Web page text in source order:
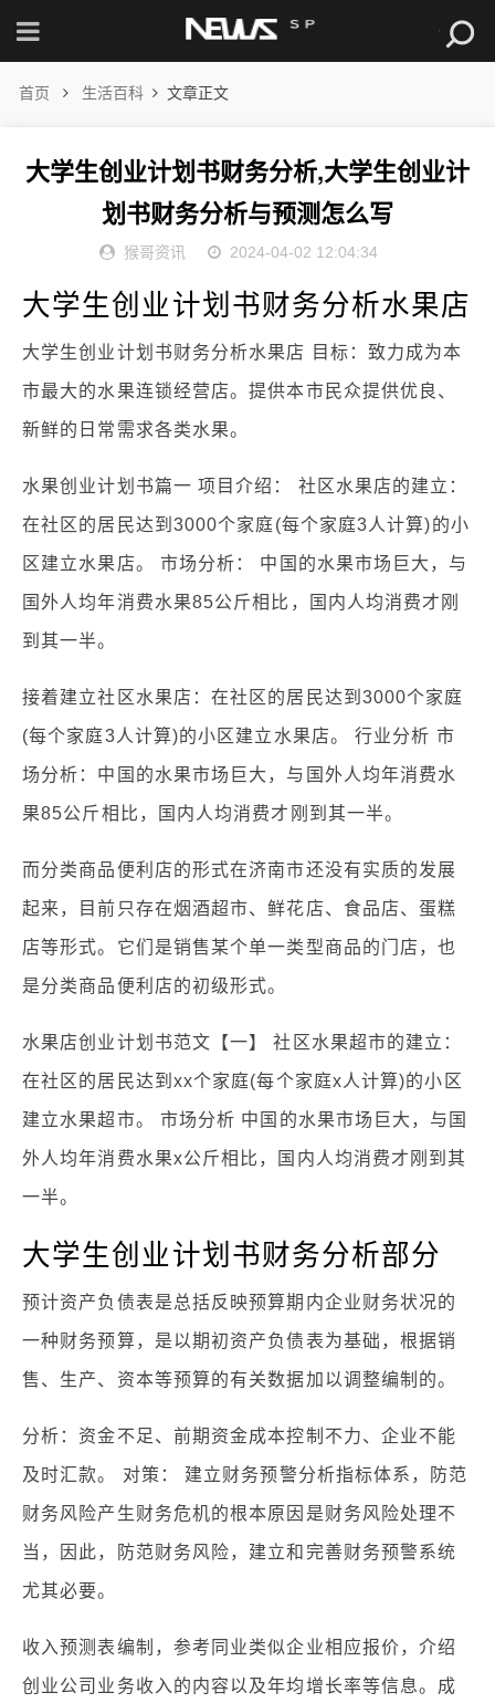
首页 生活百科 文章正文
大学生创业计划书财务分析,大学生创业计
划书财务分析与预测怎么写
猴哥资讯 2024-04-02 12:04:34
大学生创业计划书财务分析水果店
大学生创业计划书财务分析水果店 目标：致力成为本
市最大的水果连锁经营店。提供本市民众提供优良、
新鲜的日常需求各类水果。
水果创业计划书篇一 项目介绍： 社区水果店的建立：
在社区的居民达到3000个家庭(每个家庭3人计算)的小
区建立水果店。 市场分析： 中国的水果市场巨大，与
国外人均年消费水果85公斤相比，国内人均消费才刚
到其一半。
接着建立社区水果店：在社区的居民达到3000个家庭
(每个家庭3人计算)的小区建立水果店。 行业分析 市
场分析：中国的水果市场巨大，与国外人均年消费水
果85公斤相比，国内人均消费才刚到其一半。
而分类商品便利店的形式在济南市还没有实质的发展
起来，目前只存在烟酒超市、鲜花店、食品店、蛋糕
店等形式。它们是销售某个单一类型商品的门店，也
是分类商品便利店的初级形式。
水果店创业计划书范文【一】 社区水果超市的建立：
在社区的居民达到xx个家庭(每个家庭x人计算)的小区
建立水果超市。 市场分析 中国的水果市场巨大，与国
外人均年消费水果x公斤相比，国内人均消费才刚到其
一半。
大学生创业计划书财务分析部分
预计资产负债表是总括反映预算期内企业财务状况的
一种财务预算，是以期初资产负债表为基础，根据销
售、生产、资本等预算的有关数据加以调整编制的。
分析：资金不足、前期资金成本控制不力、企业不能
及时汇款。 对策： 建立财务预警分析指标体系，防范
财务风险产生财务危机的根本原因是财务风险处理不
当，因此，防范财务风险，建立和完善财务预警系统
尤其必要。
收入预测表编制，参考同业类似企业相应报价，介绍
创业公司业务收入的内容以及年均增长率等信息。成